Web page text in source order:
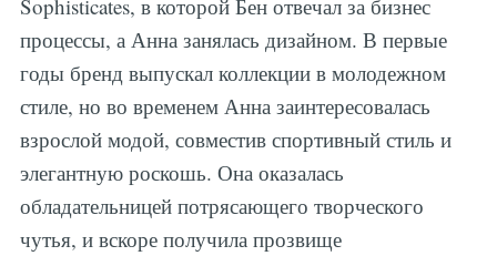
Sophisticates, в которой Бен отвечал за бизнес
процессы, а Анна занялась дизайном. В первые
годы бренд выпускал коллекции в молодежном
стиле, но во временем Анна заинтересовалась
взрослой модой, совместив спортивный стиль и
элегантную роскошь. Она оказалась
обладательницей потрясающего творческого
чутья, и вскоре получила прозвище